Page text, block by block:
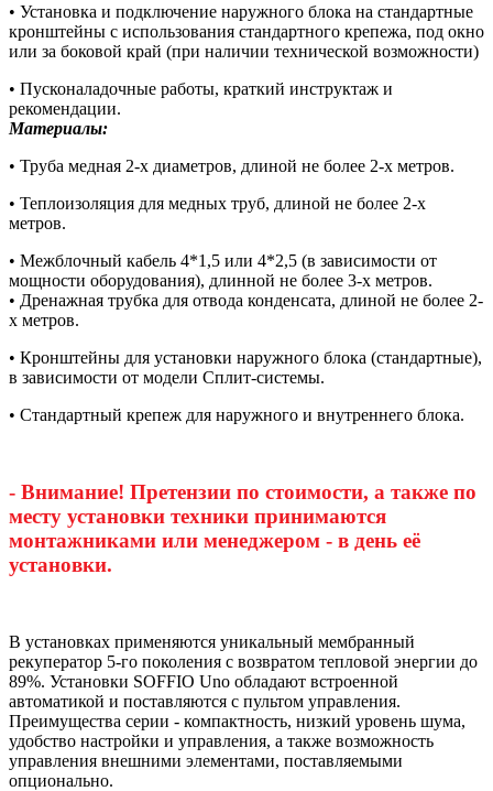
• Установка и подключение наружного блока на стандартные
кронштейны с использования стандартного крепежа, под окно
или за боковой край (при наличии технической возможности)
• Пусконаладочные работы, краткий инструктаж и
рекомендации.
Материалы:
• Труба медная 2-х диаметров, длиной не более 2-х метров.
• Теплоизоляция для медных труб, длиной не более 2-х
метров.
• Межблочный кабель 4*1,5 или 4*2,5 (в зависимости от
мощности оборудования), длинной не более 3-х метров.
• Дренажная трубка для отвода конденсата, длиной не более 2-
х метров.
• Кронштейны для установки наружного блока (стандартные),
в зависимости от модели Сплит-системы.
• Стандартный крепеж для наружного и внутреннего блока.
- Внимание! Претензии по стоимости, а также по
месту установки техники принимаются
монтажниками или менеджером - в день её
установки.
В установках применяются уникальный мембранный
рекуператор 5-го поколения с возвратом тепловой энергии до
89%. Установки SOFFIO Uno обладают встроенной
автоматикой и поставляются с пультом управления.
Преимущества серии - компактность, низкий уровень шума,
удобство настройки и управления, а также возможность
управления внешними элементами, поставляемыми
опционально.